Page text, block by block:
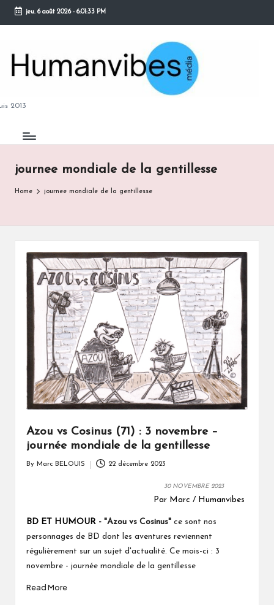
Skip
content
jeu. 6 août 2026- 6:01:34 PM
2013
journee mondiale de la gentillesse
Home journee mondiale de la gentillesse
Azou vs Cosinus (71) : 3 novembre –
journée mondiale de la gentillesse
By Marc BELOUIS 22 décembre 2023
30 NOVEMBRE 2023
Par Marc / Humanvibes
BD ET HUMOUR - "Azou vs Cosinus" ce sont nos
personnages de BD dont les aventures reviennent
régulièrement sur un sujet d'actualité. Ce mois-ci : 3
novembre - journée mondiale de la gentillesse
Read More